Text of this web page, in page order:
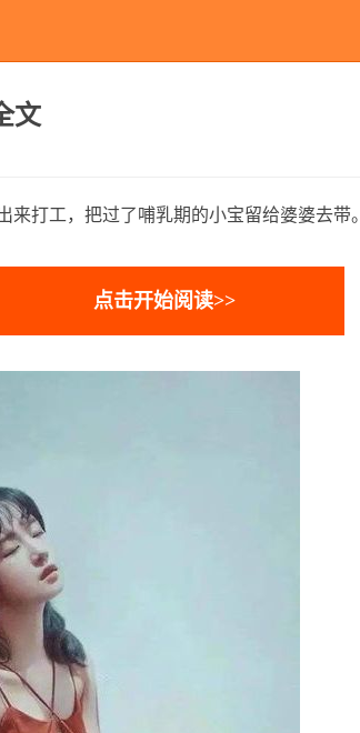
文
打工，把过了哺乳期的小宝留给婆婆去带。
点击开始阅读>>